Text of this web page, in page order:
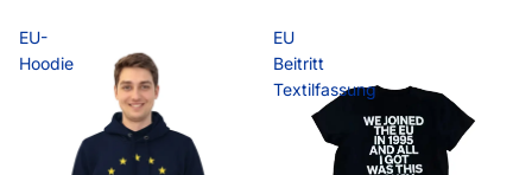
EU-
Hoodie
EU
Beitritt
Textilfassung